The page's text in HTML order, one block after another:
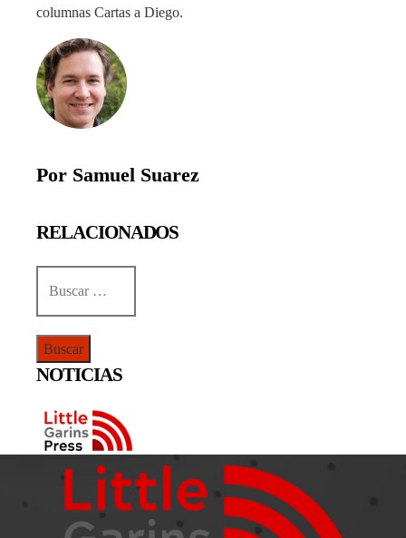
columnas Cartas a Diego.
Por Samuel Suarez
RELACIONADOS
NOTICIAS